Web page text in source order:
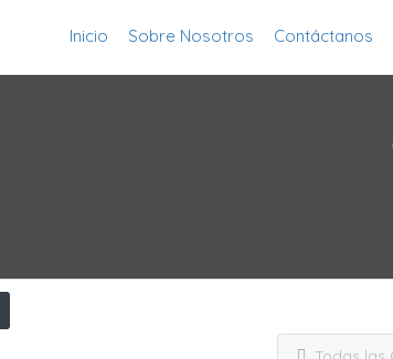
Inicio Sobre Nosotros Contáctanos